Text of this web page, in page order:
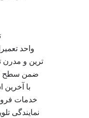
واحد
ترین و مدرن
ضمن سطح
با آخرین
خدمات
نمایندگی